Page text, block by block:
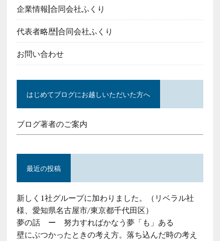
企業情報|合同会社ふくり
代表者略歴|合同会社ふくり
お問い合わせ
はじめてブログにお越しいただいた方へ
ブログ著者のご案内
最近の投稿
新しく1社グループに加わりました。（リベラル社
様、愛知県名古屋市/東京都千代田区）
夢の話 ー 努力すればかなう夢「も」ある
壁にぶつかったときの考え方。落ち込んだ時の考え